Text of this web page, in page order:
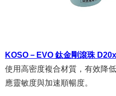
KOSO－EVO 鈦金剛滾珠
使用高密度複合材質，有效降
應靈敏度與加速順暢度。